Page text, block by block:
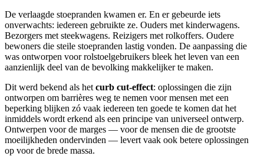
De verlaagde stoepranden kwamen er. En er gebeurde iets
onverwachts: iedereen gebruikte ze. Ouders met kinderwagens.
Bezorgers met steekwagens. Reizigers met rolkoffers. Oudere
bewoners die steile stoepranden lastig vonden. De aanpassing die
was ontworpen voor rolstoelgebruikers bleek het leven van een
aanzienlijk deel van de bevolking makkelijker te maken.
Dit werd bekend als het curb cut-effect: oplossingen die zijn
ontworpen om barrières weg te nemen voor mensen met een
beperking blijken zó vaak iedereen ten goede te komen dat het
inmiddels wordt erkend als een principe van universeel ontwerp.
Ontwerpen voor de marges — voor de mensen die de grootste
moeilijkheden ondervinden — levert vaak ook betere oplossingen
op voor de brede massa.